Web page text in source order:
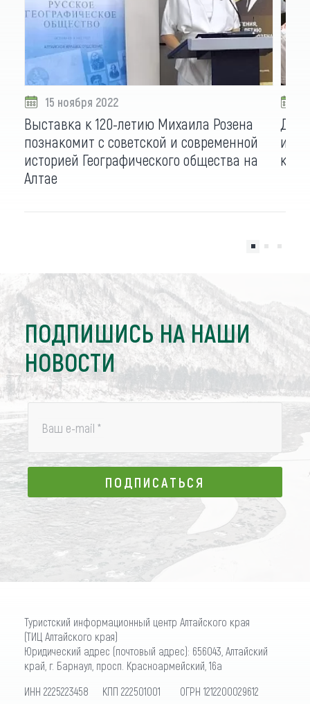
15 ноября 2022
Выставка к 120-летию Михаила Розена
познакомит с советской и современной
историей Географического общества на
Алтае
ПОДПИШИСЬ НА НАШИ
НОВОСТИ
Ваш e-mail *
ПОДПИСАТЬСЯ
ПОДПИСАТЬСЯ
Туристский информационный центр Алтайского края
(ТИЦ Алтайского края)
Юридический адрес (почтовый адрес): 656043, Алтайский
край, г. Барнаул, просп. Красноармейский, 16а
ИНН 2225223458 КПП 222501001 ОГРН 1212200029612